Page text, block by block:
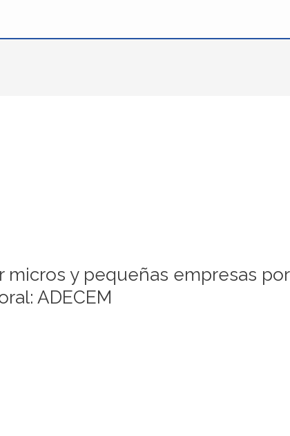
micros y pequeñas empresas por
ADECEM